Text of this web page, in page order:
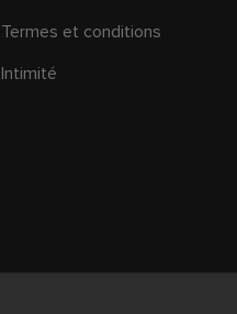
Termes et conditions
Intimité